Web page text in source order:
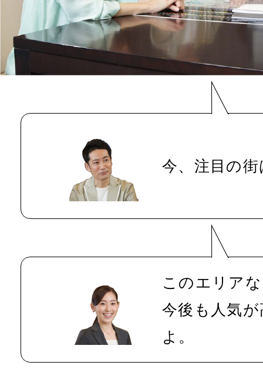
今、注目の
このエリア
今後も人気
よ。